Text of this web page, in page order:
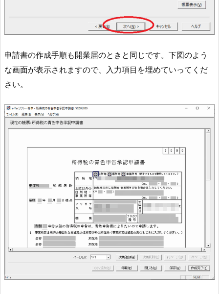
申請書の作成手順も開業届のときと同じです。下図のよう
な画面が表示されますので、入力項目を埋めていってくだ
さい。